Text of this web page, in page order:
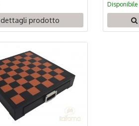
dettagli prodotto
Disponibile